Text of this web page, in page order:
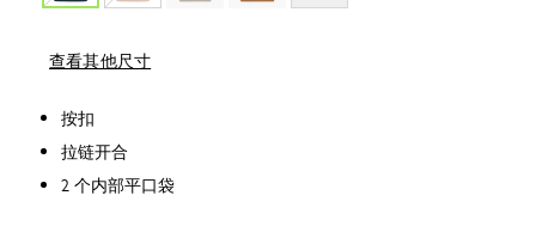
查看其他尺寸
按扣
拉链开合
2 个内部平口袋